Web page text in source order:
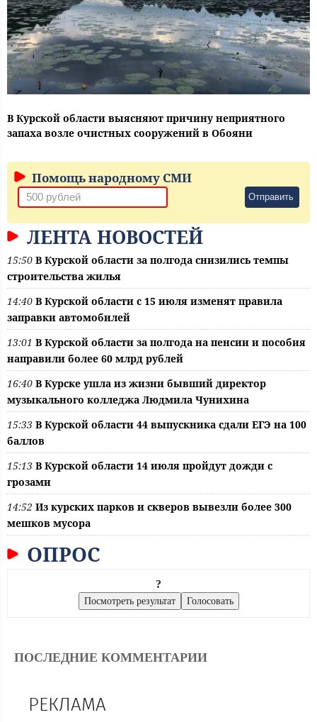
В Курской области выясняют причину неприятного
запаха возле очистных сооружений в Обояни
Помощь народному СМИ
Отправить
ЛЕНТА НОВОСТЕЙ
15:50 В Курской области за полгода снизились темпы
строительства жилья
14:40 В Курской области с 15 июля изменят правила
заправки автомобилей
13:01 В Курской области за полгода на пенсии и пособия
направили более 60 млрд рублей
16:40 В Курске ушла из жизни бывший директор
музыкального колледжа Людмила Чунихина
15:33 В Курской области 44 выпускника сдали ЕГЭ на 100
баллов
15:13 В Курской области 14 июля пройдут дожди с
грозами
14:52 Из курских парков и скверов вывезли более 300
мешков мусора
ОПРОС
?
ПОСЛЕДНИЕ КОММЕНТАРИИ
РЕКЛАМА